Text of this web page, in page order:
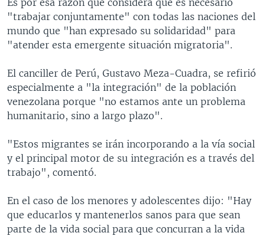
"trabajar conjuntamente" con todas las naciones del
mundo que "han expresado su solidaridad" para
"atender esta emergente situación migratoria".
El canciller de Perú, Gustavo Meza-Cuadra, se refirió
especialmente a "la integración" de la población
venezolana porque "no estamos ante un problema
humanitario, sino a largo plazo".
"Estos migrantes se irán incorporando a la vía social
y el principal motor de su integración es a través del
trabajo", comentó.
En el caso de los menores y adolescentes dijo: "Hay
que educarlos y mantenerlos sanos para que sean
parte de la vida social para que concurran a la vida